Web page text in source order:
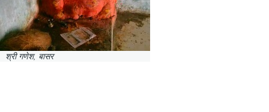
श्री गणेश, बासर